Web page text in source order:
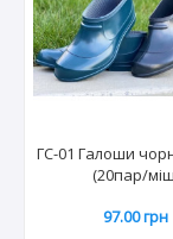
ГС-01 Галоши
(20пар/
97.00 грн